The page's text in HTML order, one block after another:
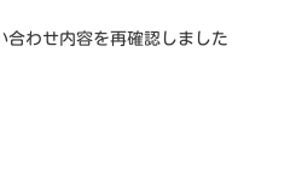
合わせ内容を再確認しました